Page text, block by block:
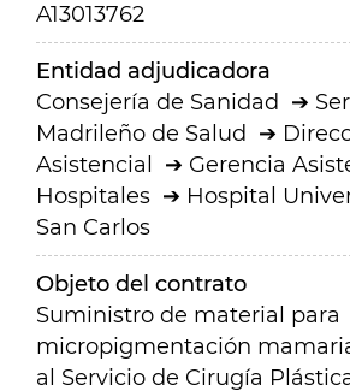
A13013762
Entidad adjudicadora
Consejería de Sanidad
Madrileño de Salud
Asistencial
Gerencia
Hospitales
Hospital
San Carlos
Objeto del contrato
Suministro de material para
micropigmentación
al Servicio de Cirugía